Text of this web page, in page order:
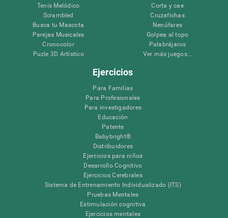
Tenis Melódico
Scrambled
Busca tu Mascota
Parejas Musicales
Cronocolor
Puzle 3D Artístico
Corta y cae
Cruzafichas
Nenúfares
Golpea al topo
Palabrájaros
Ver más juegos...
Ejercicios
Para Familias
Para Profesionales
Para investigadores
Educación
Patente
Babybright®
Distribuidores
Ejercicios para niños
Desarrollo Cognitivo
Ejercicios Cerebrales
Sistema de Entrenamiento Individualizado (ITS)
Pruebas Mentales
Estimulación cognitiva
Ejercicios mentales